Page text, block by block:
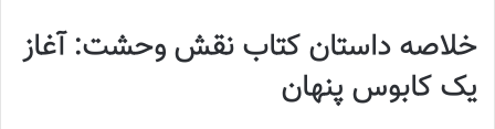
خلاصه داستان کتاب نقش وحشت: آغاز
یک کابوس پنهان